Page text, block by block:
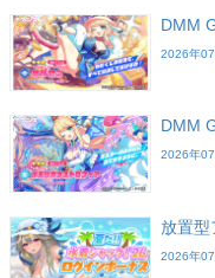
DMM
2026年
DMM
2026年
放置
2026年